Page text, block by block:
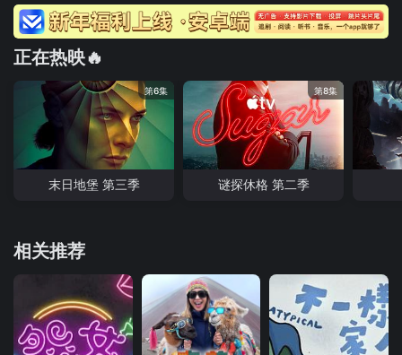
正在热映🔥
第6集
末日地堡 第三季
第8集
谜探休格 第二季
相关推荐